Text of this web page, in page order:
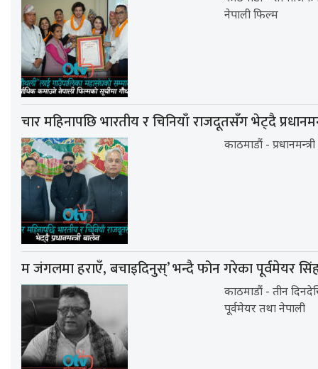
नेपाली फिल्म
चार महिनापछि भारतीय र चिनियाँ राजदूतसँग भेट्दै
काठमाडौं -
म जंगलमा हराएँ, बचाइदिनुस्’ भन्दै फोन गरेका पूर्वमेयर
काठमाडौं - तीन
पूर्वमेयर तथा नेपाली